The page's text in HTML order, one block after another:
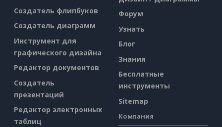
Создатель флипбуков
Создатель диаграмм
Инструмент для
графического дизайна
Редактор документов
Создатель
презентаций
Редактор электронных
таблиц
Форум
Узнать
Блог
Знания
Бесплатные
инструменты
Sitemap
Компания